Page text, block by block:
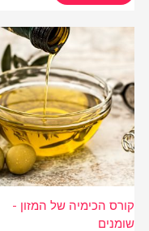
קורס הכימיה של המזון -
שומנים